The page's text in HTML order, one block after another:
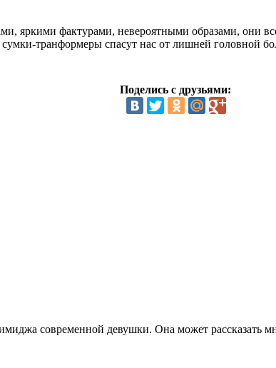
яркими фактурами, невероятными образами, они
транформеры спасут нас от лишней головной
Поделись с друзьями:
современной девушки. Она может рассказать